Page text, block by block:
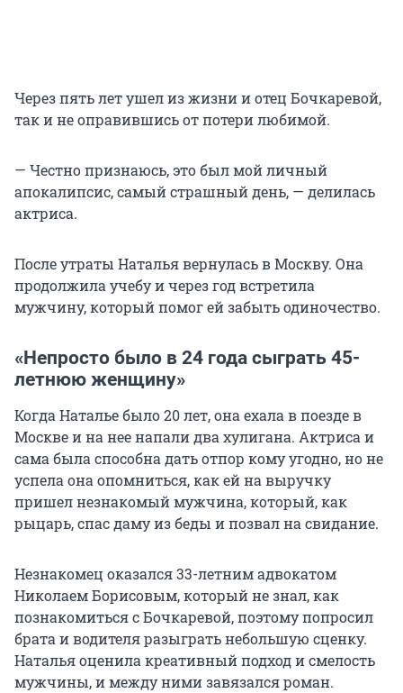
Через пять лет ушел из жизни и отец Бочкаревой,
так и не оправившись от потери любимой.
— Честно признаюсь, это был мой личный
апокалипсис, самый страшный день, — делилась
актриса.
После утраты Наталья вернулась в Москву. Она
продолжила учебу и через год встретила
мужчину, который помог ей забыть одиночество.
«Непросто было в 24 года сыграть 45-
летнюю женщину»
Когда Наталье было 20 лет, она ехала в поезде в
Москве и на нее напали два хулигана. Актриса и
сама была способна дать отпор кому угодно, но не
успела она опомниться, как ей на выручку
пришел незнакомый мужчина, который, как
рыцарь, спас даму из беды и позвал на свидание.
Незнакомец оказался 33-летним адвокатом
Николаем Борисовым, который не знал, как
познакомиться с Бочкаревой, поэтому попросил
брата и водителя разыграть небольшую сценку.
Наталья оценила креативный подход и смелость
мужчины, и между ними завязался роман.